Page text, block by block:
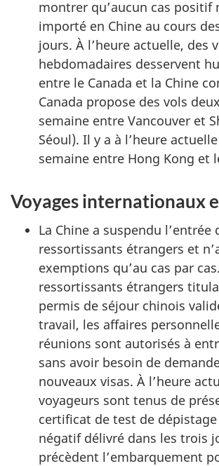
montrer qu’aucun cas positif
importé en Chine au cours
jours. À l’heure actuelle, des
hebdomadaires desservent
entre le Canada et la Chine
Canada propose des vols
semaine entre Vancouver et
Séoul). Il y a à l’heure
semaine entre Hong Kong et
Voyages internationaux
La Chine a suspendu l’entrée
ressortissants étrangers et
exemptions qu’au cas par
ressortissants étrangers
permis de séjour chinois
travail, les affaires
réunions sont autorisés à
sans avoir besoin de
nouveaux visas. À l’heure
voyageurs sont tenus de
certificat de test de dépistage
négatif délivré dans les trois
précèdent l’embarquement